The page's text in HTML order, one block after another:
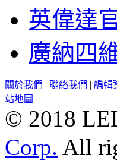
英偉達
廣納四
關於我們 | 聯絡我們 | 編輯
站地圖
© 2018
Corp. All